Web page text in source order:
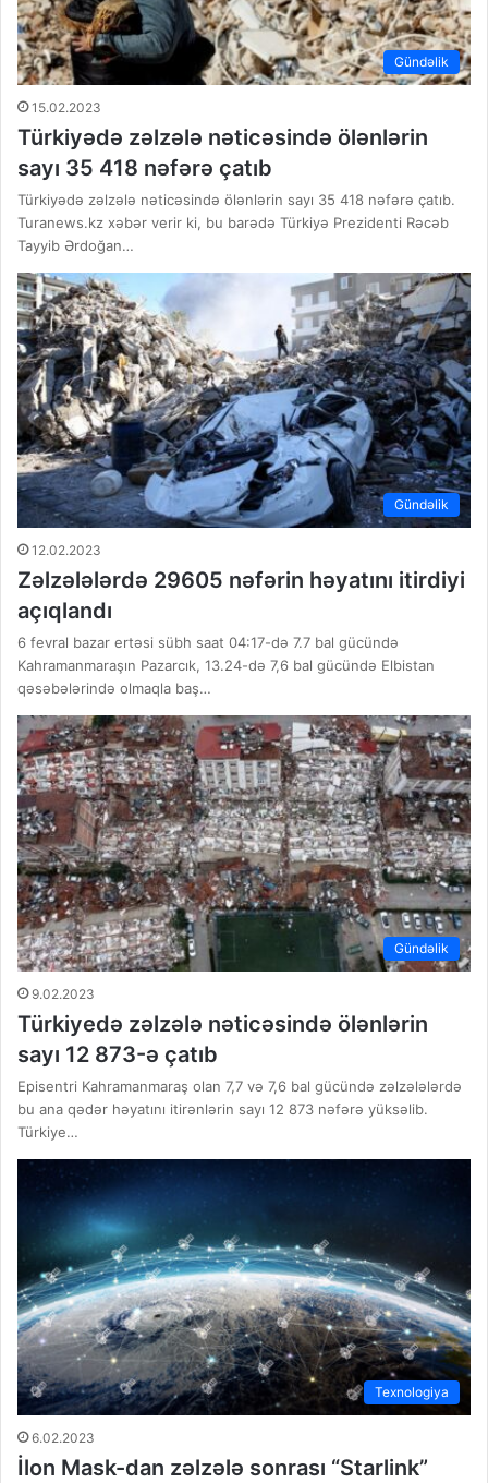
Gündəlik
15.02.2023
Türkiyədə zəlzələ nəticəsində ölənlərin
sayı 35 418 nəfərə çatıb
Türkiyədə zəlzələ nəticəsində ölənlərin sayı 35 418 nəfərə çatıb.
Turanews.kz xəbər verir ki, bu barədə Türkiyə Prezidenti Rəcəb
Tayyib Ərdoğan…
Gündəlik
12.02.2023
Zəlzələlərdə 29605 nəfərin həyatını itirdiyi
açıqlandı
6 fevral bazar ertəsi sübh saat 04:17-də 7.7 bal gücündə
Kahramanmaraşın Pazarcık, 13.24-də 7,6 bal gücündə Elbistan
qəsəbələrində olmaqla baş…
Gündəlik
9.02.2023
Türkiyedә zәlzәlә nәticәsindә ölәnlәrin
sayı 12 873-ә çatıb
Episentri Kahramanmaraş olan 7,7 və 7,6 bal gücündə zəlzələlərdə
bu ana qədər həyatını itirənlərin sayı 12 873 nəfərə yüksəlib.
Türkiye…
Texnologiya
6.02.2023
İlon Mask-dan zəlzələ sonrası “Starlink”